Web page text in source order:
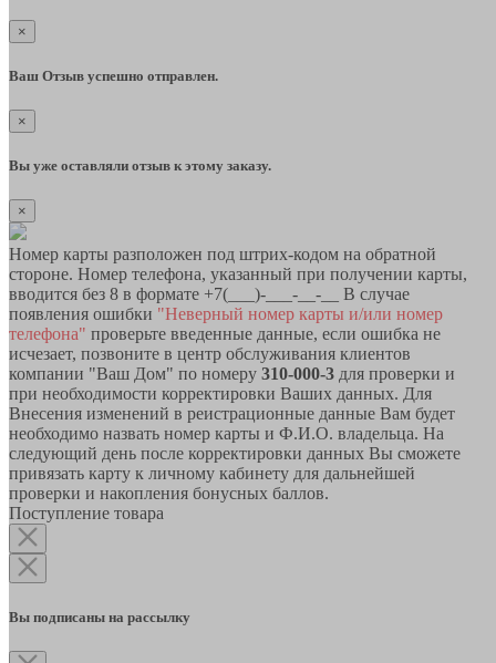
×
Ваш Отзыв успешно отправлен.
×
Вы уже оставляли отзыв к этому заказу.
×
Номер карты разположен под штрих-кодом на обратной
стороне. Номер телефона, указанный при получении карты,
вводится без 8 в формате +7(___)-___-__-__ В случае
появления ошибки "Неверный номер карты и/или номер
телефона" проверьте введенные данные, если ошибка не
исчезает, позвоните в центр обслуживания клиентов
компании "Ваш Дом" по номеру 310-000-3 для проверки и
при необходимости корректировки Ваших данных. Для
Внесения изменений в реистрационные данные Вам будет
необходимо назвать номер карты и Ф.И.О. владельца. На
следующий день после корректировки данных Вы сможете
привязать карту к личному кабинету для дальнейшей
проверки и накопления бонусных баллов.
Поступление товара
Вы подписаны на рассылку